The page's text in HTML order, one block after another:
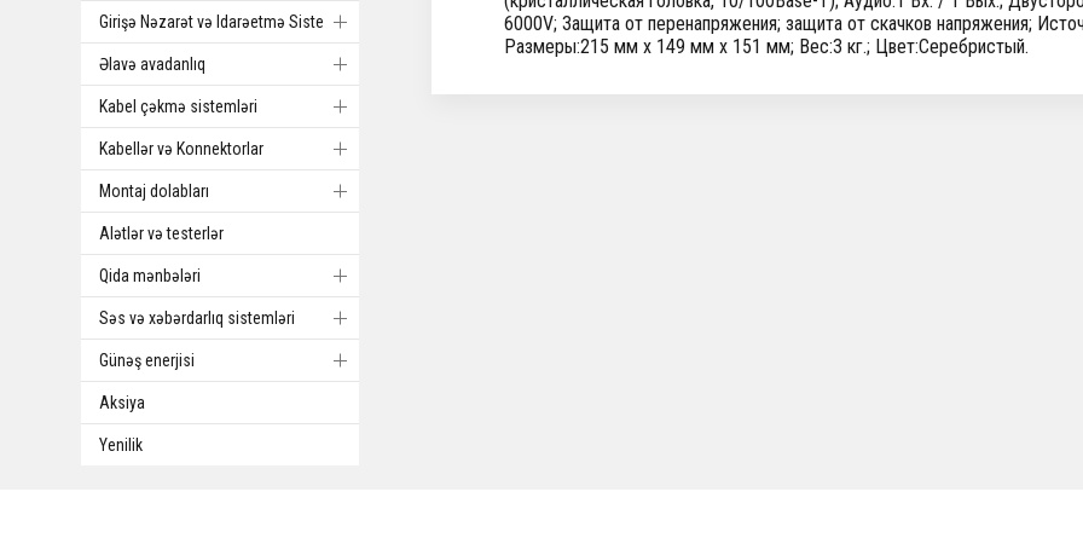
Girişə Nəzarət və Idarəetmə Sistemi
Əlavə avadanlıq
Kabel çəkmə sistemləri
Kabellər və Konnektorlar
Montaj dolabları
Alətlər və testerlər
Qida mənbələri
Səs və xəbərdarlıq sistemləri
Günəş enerjisi
Aksiya
Yenilik
6000V; Защита от перенапряжения; защита от скачков напряжения;
Размеры:215 мм x 149 мм x 151 мм; Вес:3 кг.; Цвет:Серебристый.